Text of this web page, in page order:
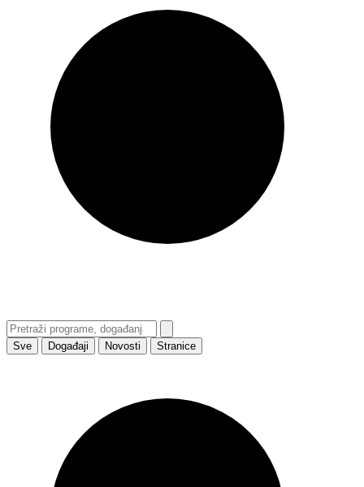
Sve Događaji Novosti Stranice